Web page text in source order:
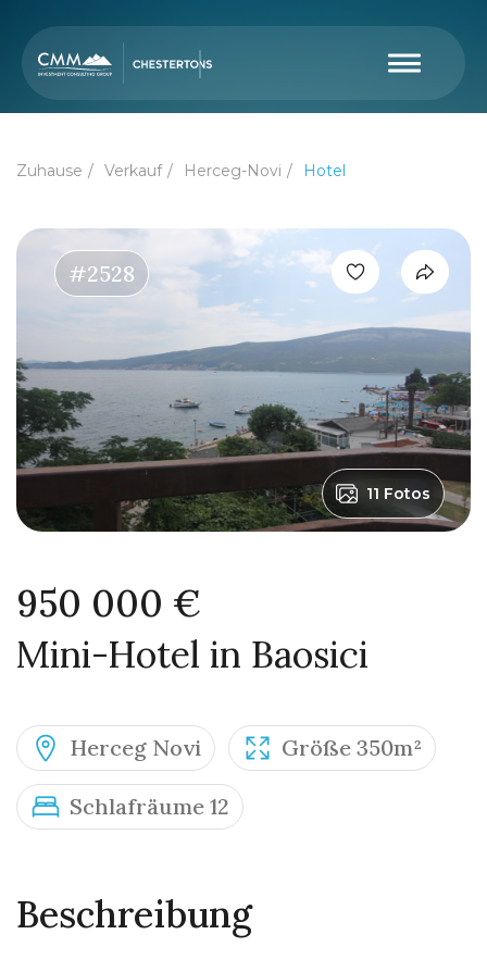
Zuhause Verkauf Herceg-Novi Hotel
#2528
11 Fotos
950 000 €
Mini-Hotel in Baosici
Herceg Novi Größe 350m²
Schlafräume 12
Beschreibung